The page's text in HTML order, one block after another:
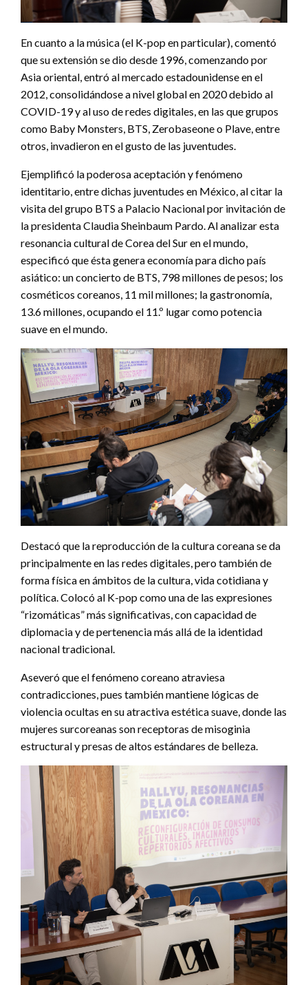
En cuanto a la música (el K-pop en particular), comentó
que su extensión se dio desde 1996, comenzando por
Asia oriental, entró al mercado estadounidense en el
2012, consolidándose a nivel global en 2020 debido al
COVID-19 y al uso de redes digitales, en las que grupos
como Baby Monsters, BTS, Zerobaseone o Plave, entre
otros, invadieron en el gusto de las juventudes.
Ejemplificó la poderosa aceptación y fenómeno
identitario, entre dichas juventudes en México, al citar la
visita del grupo BTS a Palacio Nacional por invitación de
la presidenta Claudia Sheinbaum Pardo. Al analizar esta
resonancia cultural de Corea del Sur en el mundo,
especificó que ésta genera economía para dicho país
asiático: un concierto de BTS, 798 millones de pesos; los
cosméticos coreanos, 11 mil millones; la gastronomía,
13.6 millones, ocupando el 11.º lugar como potencia
suave en el mundo.
Destacó que la reproducción de la cultura coreana se da
principalmente en las redes digitales, pero también de
forma física en ámbitos de la cultura, vida cotidiana y
política. Colocó al K-pop como una de las expresiones
“rizomáticas” más significativas, con capacidad de
diplomacia y de pertenencia más allá de la identidad
nacional tradicional.
Aseveró que el fenómeno coreano atraviesa
contradicciones, pues también mantiene lógicas de
violencia ocultas en su atractiva estética suave, donde las
mujeres surcoreanas son receptoras de misoginia
estructural y presas de altos estándares de belleza.